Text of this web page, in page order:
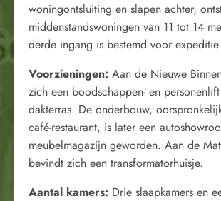
woningontsluiting en slapen achter,
middenstandswoningen van 11 tot 14
derde ingang is bestemd voor expeditie.
Voorzieningen: Aan de Nieuwe
zich een boodschappen- en
dakterras. De onderbouw,
café-restaurant, is later een
meubelmagazijn geworden. Aan de
bevindt zich een transformatorhuisje.
Aantal kamers: Drie slaapkamers en